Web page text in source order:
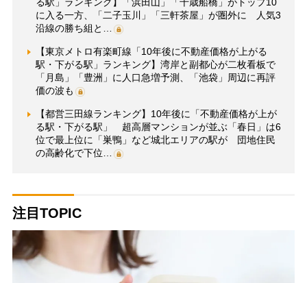
に入る一方、「二子玉川」「三軒茶屋」が圏外に 人気3
沿線の勝ち組と…
【東京メトロ有楽町線「10年後に不動産価格が上がる
駅・下がる駅」ランキング】湾岸と副都心が二枚看板で
「月島」「豊洲」に人口急増予測、「池袋」周辺に再評
価の波も
【都営三田線ランキング】10年後に「不動産価格が上が
る駅・下がる駅」 超高層マンションが並ぶ「春日」は6
位で最上位に「巣鴨」など城北エリアの駅が 団地住民
の高齢化で下位…
注目TOPIC